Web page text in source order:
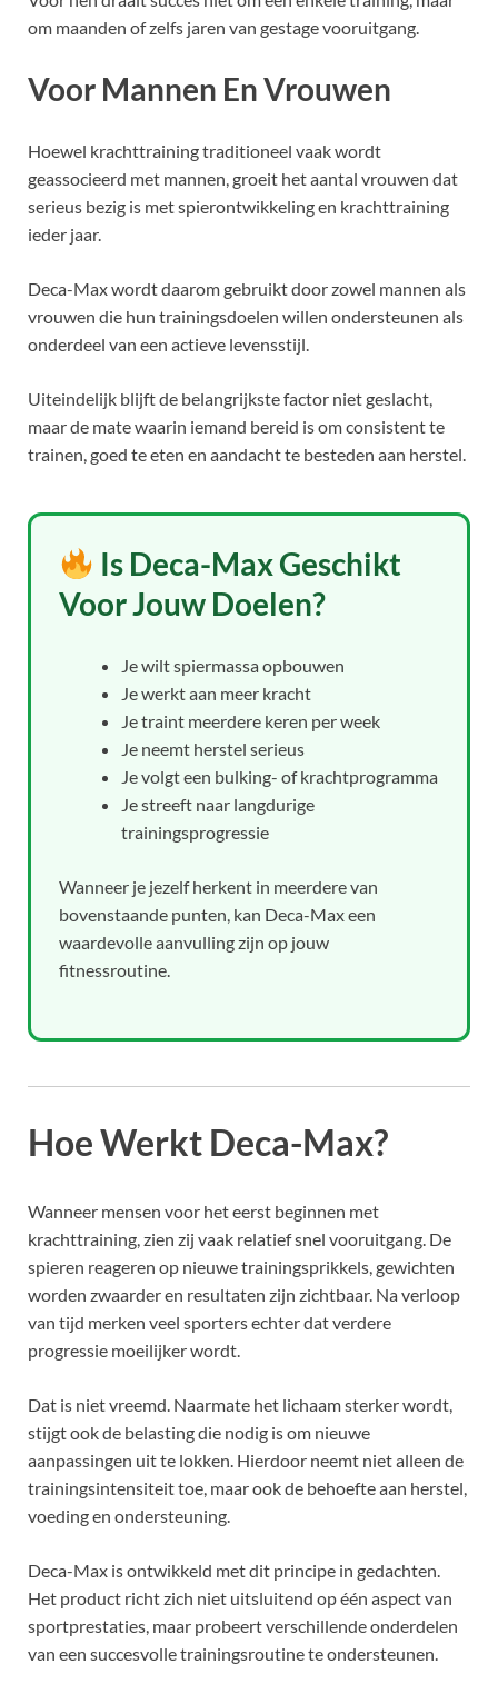
om maanden of zelfs jaren van gestage vooruitgang.
Voor Mannen En Vrouwen
Hoewel krachttraining traditioneel vaak wordt
geassocieerd met mannen, groeit het aantal vrouwen dat
serieus bezig is met spierontwikkeling en krachttraining
ieder jaar.
Deca-Max wordt daarom gebruikt door zowel mannen als
vrouwen die hun trainingsdoelen willen ondersteunen als
onderdeel van een actieve levensstijl.
Uiteindelijk blijft de belangrijkste factor niet geslacht,
maar de mate waarin iemand bereid is om consistent te
trainen, goed te eten en aandacht te besteden aan herstel.
Is Deca-Max Geschikt
Voor Jouw Doelen?
Je wilt spiermassa opbouwen
Je werkt aan meer kracht
Je traint meerdere keren per week
Je neemt herstel serieus
Je volgt een bulking- of krachtprogramma
Je streeft naar langdurige
trainingsprogressie
Wanneer je jezelf herkent in meerdere van
bovenstaande punten, kan Deca-Max een
waardevolle aanvulling zijn op jouw
fitnessroutine.
Hoe Werkt Deca-Max?
Wanneer mensen voor het eerst beginnen met
krachttraining, zien zij vaak relatief snel vooruitgang. De
spieren reageren op nieuwe trainingsprikkels, gewichten
worden zwaarder en resultaten zijn zichtbaar. Na verloop
van tijd merken veel sporters echter dat verdere
progressie moeilijker wordt.
Dat is niet vreemd. Naarmate het lichaam sterker wordt,
stijgt ook de belasting die nodig is om nieuwe
aanpassingen uit te lokken. Hierdoor neemt niet alleen de
trainingsintensiteit toe, maar ook de behoefte aan herstel,
voeding en ondersteuning.
Deca-Max is ontwikkeld met dit principe in gedachten.
Het product richt zich niet uitsluitend op één aspect van
sportprestaties, maar probeert verschillende onderdelen
van een succesvolle trainingsroutine te ondersteunen.